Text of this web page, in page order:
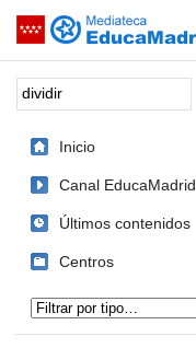
Saltar navegación
Palabra o frase:
Inicio
Canal EducaMadrid
Últimos contenidos
Centros